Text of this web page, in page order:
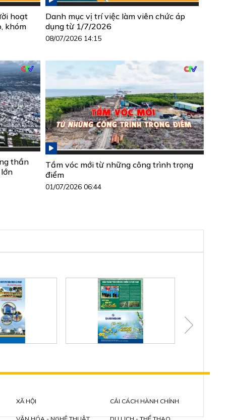
hoạt
khóm
Danh mục vị trí việc làm viên chức áp
dụng từ 1/7/2026
08/07/2026 14:15
thần
Tầm vóc mới từ những công trình trọng
điểm
01/07/2026 06:44
XÃ HỘI CẢI CÁCH HÀNH CHÍNH